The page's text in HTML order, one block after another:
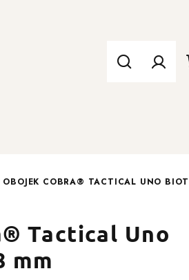
OBOJEK COBRA® TACTICAL UNO
Tactical Uno
mm